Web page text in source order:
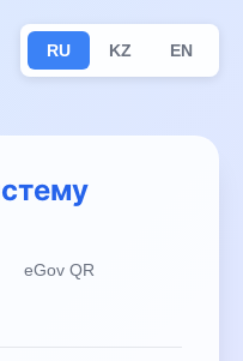
RU KZ EN
eGov QR